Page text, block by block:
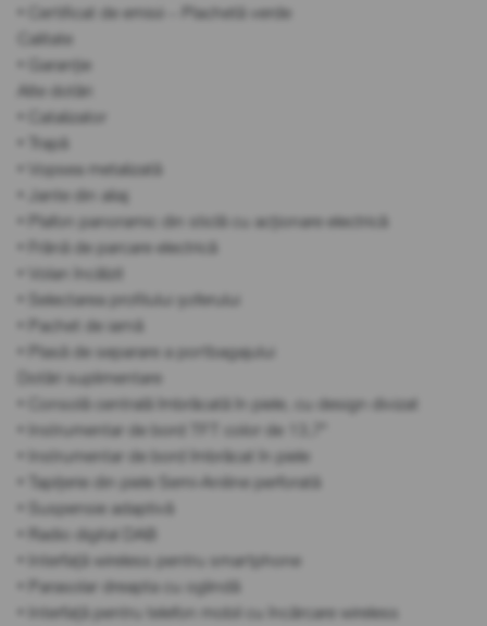
• Certificat de emisii – Plachetă verde
Calitate
• Garanție
Alte dotări
• Catalizator
• Trapă
• Vopsea metalizată
• Jante din aliaj
• Plafon panoramic din sticlă cu acționare electrică
• Frână de parcare electrică
• Volan încălzit
• Selectarea profilului șoferului
• Pachet de iarnă
• Plasă de separare a portbagajului
Dotări suplimentare
• Consolă centrală îmbrăcată în piele, cu design divizat
• Instrumentar de bord TFT color de 13,7"
• Instrumentar de bord îmbrăcat în piele
• Tapițerie din piele Semi-Aniline perforată
• Suspensie adaptivă
• Radio digital DAB
• Interfață wireless pentru smartphone
• Parasolar dreapta cu oglindă
• Interfață pentru telefon mobil cu încărcare wireless